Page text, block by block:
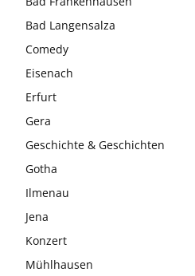
Bad Langensalza
Comedy
Eisenach
Erfurt
Gera
Geschichte & Geschichten
Gotha
Ilmenau
Jena
Konzert
Mühlhausen